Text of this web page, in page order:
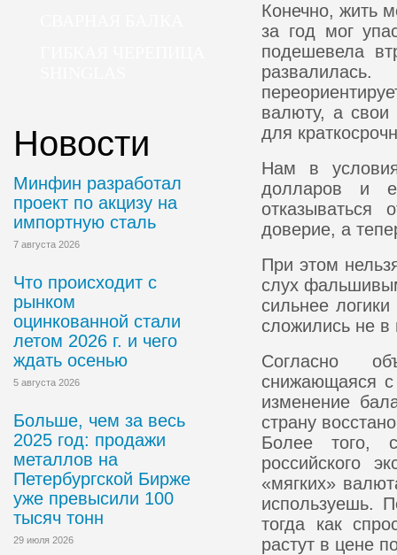
Конечно, жить
за год мог
подешевела
валюту, а свои
для
Нам в
долларов и
доверие, а
При этом
слух
сильнее
сложились не в
Согласно
снижающаяся
изменение
страну
Более того,
российского
«мягких»
используешь.
тогда как
растут в цене
Новости
Минфин разработал
проект по акцизу на
импортную сталь
7 августа 2026
Что происходит с
рынком
оцинкованной стали
летом 2026 г. и чего
ждать осенью
5 августа 2026
Больше, чем за весь
2025 год: продажи
металлов на
Петербургской Бирже
уже превысили 100
тысяч тонн
29 июля 2026